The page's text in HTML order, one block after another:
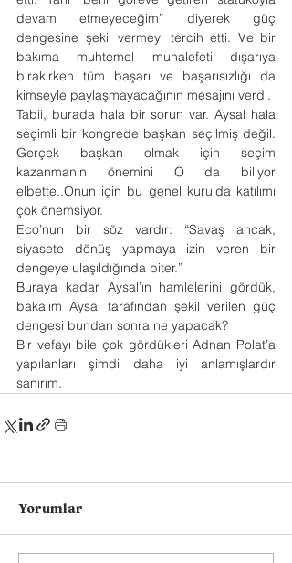
devam etmeyeceğim” diyerek güç
dengesine şekil vermeyi tercih etti. Ve bir
bakıma muhtemel muhalefeti dışarıya
bırakırken tüm başarı ve başarısızlığı da
kimseyle paylaşmayacağının mesajını verdi.
Tabii, burada hala bir sorun var. Aysal hala
seçimli bir kongrede başkan seçilmiş değil.
Gerçek başkan olmak için seçim
kazanmanın önemini O da biliyor
elbette..Onun için bu genel kurulda katılımı
çok önemsiyor.
Eco’nun bir söz vardır: “Savaş ancak,
siyasete dönüş yapmaya izin veren bir
dengeye ulaşıldığında biter.”
Buraya kadar Aysal’ın hamlelerini gördük,
bakalım Aysal tarafından şekil verilen güç
dengesi bundan sonra ne yapacak?
Bir vefayı bile çok gördükleri Adnan Polat’a
yapılanları şimdi daha iyi anlamışlardır
sanırım.
Yorumlar